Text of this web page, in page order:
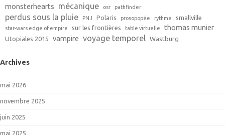
monsterhearts mécanique osr pathfinder
perdus sous la pluie PNJ Polaris prosopopée rythme smallville
star-wars edge of empire sur les frontières table virtuelle thomas munier
Utopiales 2015 vampire voyage temporel Wastburg
Archives
mai 2026
novembre 2025
juin 2025
mai 2025